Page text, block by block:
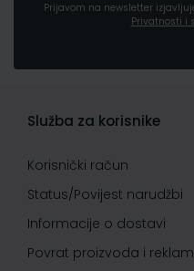
Prijavom na newsletter
Privatnosti i
Služba za korisnike
Korisnički račun
Status/Povijest narudžbi
Informacije o dostavi
Povrat proizvoda i